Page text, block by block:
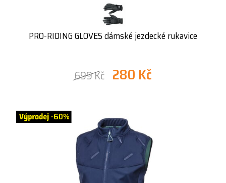
PRO-RIDING GLOVES dámské jezdecké rukavice
699 Kč 280 Kč
-60%